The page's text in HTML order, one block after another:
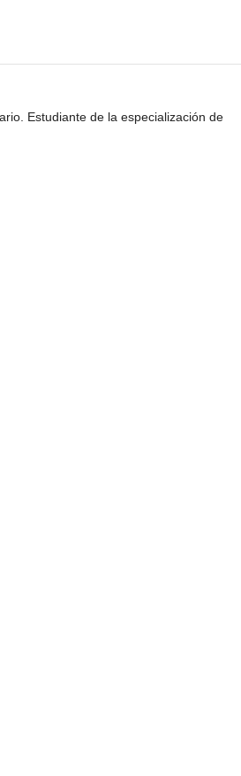
Estudiante de la especialización de